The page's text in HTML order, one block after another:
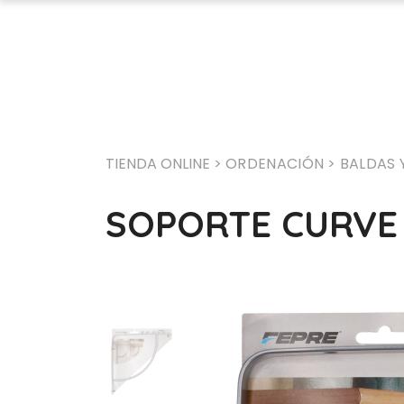
TIENDA ONLINE > ORDENACIÓN > BALDAS
SOPORTE